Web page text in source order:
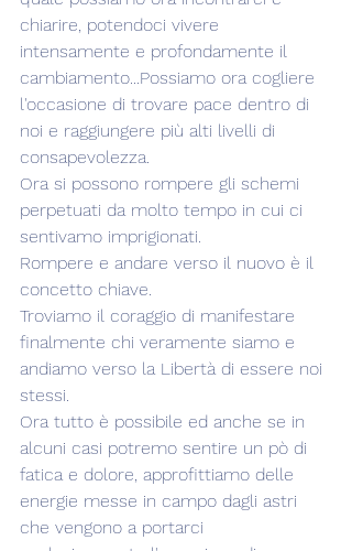
chiarire, potendoci vivere
intensamente e profondamente il
cambiamento...Possiamo ora cogliere
l'occasione di trovare pace dentro di
noi e raggiungere più alti livelli di
consapevolezza.
Ora si possono rompere gli schemi
perpetuati da molto tempo in cui ci
sentivamo imprigionati.
Rompere e andare verso il nuovo è il
concetto chiave.
Troviamo il coraggio di manifestare
finalmente chi veramente siamo e
andiamo verso la Libertà di essere noi
stessi.
Ora tutto è possibile ed anche se in
alcuni casi potremo sentire un pò di
fatica e dolore, approfittiamo delle
energie messe in campo dagli astri
che vengono a portarci